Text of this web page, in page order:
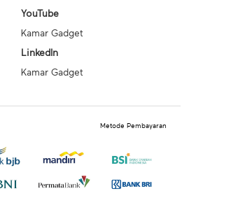
YouTube
Kamar Gadget
LinkedIn
Kamar Gadget
Metode Pembayaran